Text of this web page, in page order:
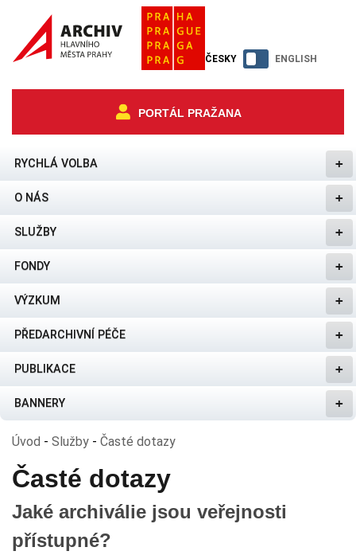
ČESKY ENGLISH
PORTÁL PRAŽANA
RYCHLÁ VOLBA
O NÁS
SLUŽBY
FONDY
VÝZKUM
PŘEDARCHIVNÍ PÉČE
PUBLIKACE
BANNERY
Úvod - Služby - Časté dotazy
Časté dotazy
Jaké archiválie jsou veřejnosti
přístupné?